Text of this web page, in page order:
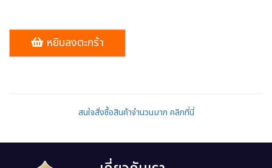
หยิบลงตะกร้า
สนใจสั่งซื้อสินค้าจำนวนมาก คลิกที่นี่